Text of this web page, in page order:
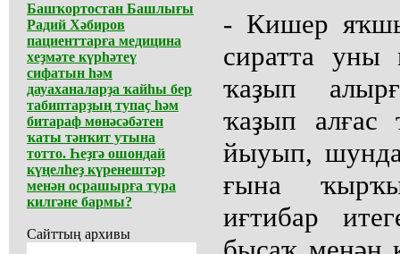
Башҡортостан Башлығы
Радий Хәбиров
пациенттарға медицина
хеҙмәте күрһәтеү
сифатын һәм
дауаханаларҙа ҡайһы бер
табиптарҙың тупаҫ һәм
битараф мөнәсәбәтен
ҡаты тәнҡит утына
тотто. Һеҙгә ошондай
күңелһеҙ күренештәр
менән осрашырға тура
килгәне бармы?
Сайттың архивы
- Кишер
сиратта уны
ҡаҙып
ҡаҙып алғас
йыуып,
ғына
иғтибар